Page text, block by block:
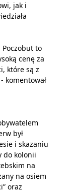
jak i
to
cenę za
które są z
komentował
był
i skazaniu
do kolonii
na
na osiem
oraz